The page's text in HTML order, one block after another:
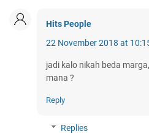
Hits People
22 November 2018 at
jadi kalo nikah beda
mana ?
Reply
Replies